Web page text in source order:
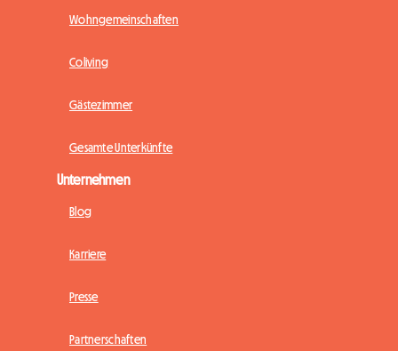
Wohngemeinschaften
Coliving
Gästezimmer
Gesamte Unterkünfte
Unternehmen
Blog
Karriere
Presse
Partnerschaften